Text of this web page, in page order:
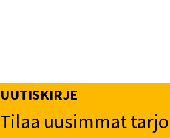
UUTISKIRJE
Tilaa uusimmat